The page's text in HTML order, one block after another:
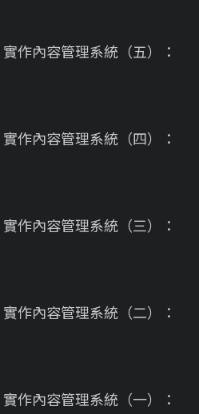
作內容管理系統（五）：
作內容管理系統（四）：
作內容管理系統（三）：
作內容管理系統（二）：
作內容管理系統（一）：